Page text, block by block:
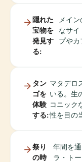
隠れた
宝物を
発見す
る:
メイ
なサイ
プやカ
タン
ゴを
体験
する:
マタデロ
いる。生
コニック
性を目の
祭り
の時
年間を
ラ・ト